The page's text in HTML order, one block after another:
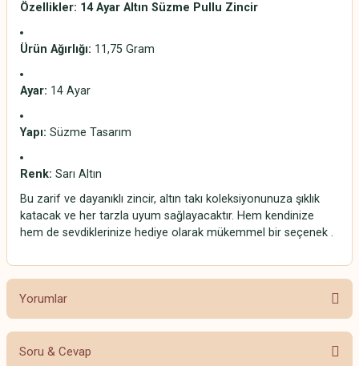
Özellikler: 14 Ayar Altın Süzme Pullu Zincir
Ürün Ağırlığı: 11,75 Gram
Ayar: 14 Ayar
Yapı: Süzme Tasarım
Renk: Sarı Altın
Bu zarif ve dayanıklı zincir, altın takı koleksiyonunuza şıklık
katacak ve her tarzla uyum sağlayacaktır. Hem kendinize
hem de sevdiklerinize hediye olarak mükemmel bir seçenek .
Yorumlar
Soru & Cevap